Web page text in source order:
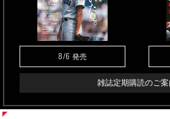
8/6 発売
雑誌定期購読のご案